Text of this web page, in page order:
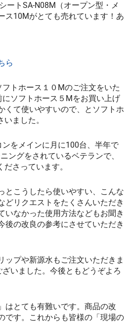
ートSA-N08M（オープン型・メ
ス10Mがとても売れています！あ
ら
トホース１０Mのご注文をいた
ソフトホース５Mをお買い上げ
くて使いやすいので、とソフトホ
ました。
をメインに月に100台、半年で
ングをされているベテランで、
さっています。
とこうしたら使いやすい、こんな
どリクエストをたくさんいただき
いなかった使用方法などもお聞き
後の改良の参考にさせていただき
ップや新源水もご注文いただきま
いました。今後ともどうぞよろ
はとても有難いです。商品の改
です。これからも皆様の「現場の